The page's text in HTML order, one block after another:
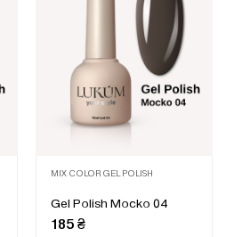
MIX COLOR GEL POLISH
Оцінено
в
0
з
Gel Polish Mocko 04
185₴